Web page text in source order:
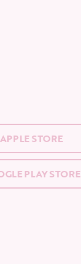
APPLE STORE
PLAY STORE